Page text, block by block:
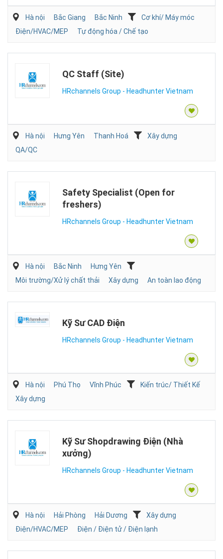
Hà nội Bắc Giang Bắc Ninh
Cơ khí/ Máy móc
Điện/HVAC/MEP
Tự động hóa / Chế tạo
QC Staff (Site)
HRchannels Group - Headhunter Vietnam
Hà nội Hưng Yên Thanh Hoá
Xây dựng
QA/QC
Safety Specialist (Open for
freshers)
HRchannels Group - Headhunter Vietnam
Hà nội Bắc Ninh
Hưng Yên
Môi trường/Xử lý chất thải
Xây dựng An toàn lao động
Kỹ Sư CAD Điện
HRchannels Group - Headhunter Vietnam
Hà nội Phú Thọ Vĩnh Phúc
Kiến trúc/ Thiết Kế
Xây dựng
Kỹ Sư Shopdrawing Điện (Nhà
xưởng)
HRchannels Group - Headhunter Vietnam
Hà nội Hải Phòng Hải Dương
Xây dựng
Điện/HVAC/MEP
Điện / Điện tử / Điện lạnh